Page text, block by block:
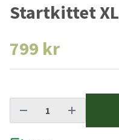
Startkittet XL
799 kr